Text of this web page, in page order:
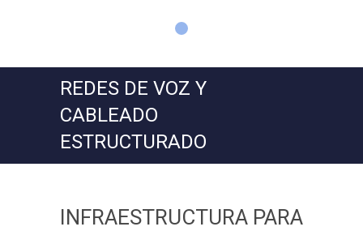
REDES DE VOZ Y
CABLEADO
ESTRUCTURADO
INFRAESTRUCTURA PARA